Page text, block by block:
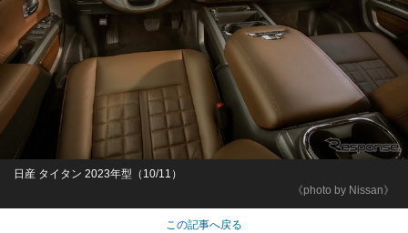
《photo by Nissan》
日産 タイタン 2023年型（10/11）
この記事へ戻る